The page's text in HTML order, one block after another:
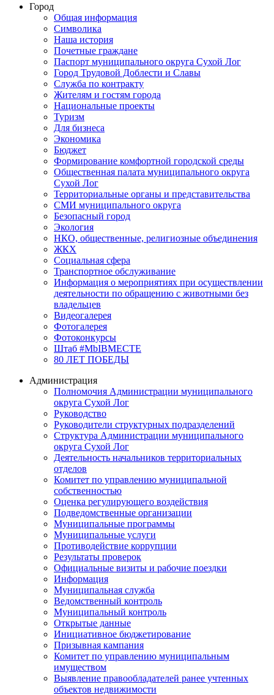
Город
Общая информация
Символика
Наша история
Почетные граждане
Паспорт муниципального округа Сухой Лог
Город Трудовой Доблести и Славы
Служба по контракту
Жителям и гостям города
Национальные проекты
Туризм
Для бизнеса
Экономика
Бюджет
Формирование комфортной городской среды
Общественная палата муниципального округа
Сухой Лог
Территориальные органы и представительства
СМИ муниципального округа
Безопасный город
Экология
НКО, общественные, религиозные объединения
ЖКХ
Социальная сфера
Транспортное обслуживание
Информация о мероприятиях при осуществлении
деятельности по обращению с животными без
владельцев
Видеогалерея
Фотогалерея
Фотоконкурсы
Штаб #MbIBMECTE
80 ЛЕТ ПОБЕДЫ
Администрация
Полномочия Администрации муниципального
округа Сухой Лог
Руководство
Руководители структурных подразделений
Структура Администрации муниципального
округа Сухой Лог
Деятельность начальников территориальных
отделов
Комитет по управлению муниципальной
собственностью
Оценка регулирующего воздействия
Подведомственные организации
Муниципальные программы
Муниципальные услуги
Противодействие коррупции
Результаты проверок
Официальные визиты и рабочие поездки
Информация
Муниципальная служба
Ведомственный контроль
Муниципальный контроль
Открытые данные
Инициативное бюджетирование
Призывная кампания
Комитет по управлению муниципальным
имуществом
Выявление правообладателей ранее учтенных
объектов недвижимости